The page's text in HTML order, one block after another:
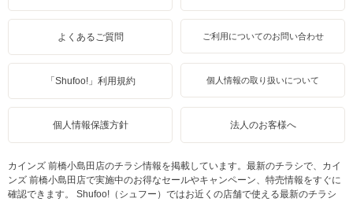
よくあるご質問 ご利用についてのお問い合わせ
「Shufoo!」利用規約 個人情報の取り扱いについて
個人情報保護方針 法人のお客様へ
カインズ 前橋小島田店のチラシ情報を掲載しています。最新のチラシで、カイ
ンズ 前橋小島田店で実施中のお得なセールやキャンペーン、特売情報をすぐに
確認できます。 Shufoo!（シュフー）ではお近くの店舗で使える最新のチラシ